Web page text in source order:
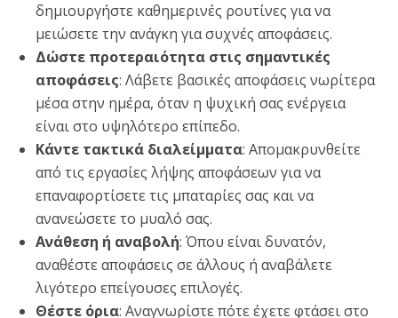
δημιουργήστε καθημερινές ρουτίνες για να
μειώσετε την ανάγκη για συχνές αποφάσεις.
Δώστε προτεραιότητα στις σημαντικές
αποφάσεις: Λάβετε βασικές αποφάσεις νωρίτερα
μέσα στην ημέρα, όταν η ψυχική σας ενέργεια
είναι στο υψηλότερο επίπεδο.
Κάντε τακτικά διαλείμματα: Απομακρυνθείτε
από τις εργασίες λήψης αποφάσεων για να
επαναφορτίσετε τις μπαταρίες σας και να
ανανεώσετε το μυαλό σας.
Ανάθεση ή αναβολή: Όπου είναι δυνατόν,
αναθέστε αποφάσεις σε άλλους ή αναβάλετε
λιγότερο επείγουσες επιλογές.
Θέστε όρια: Αναγνωρίστε πότε έχετε φτάσει στο